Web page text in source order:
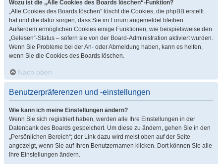
Wozu ist die „Alle Cookies des Boards löschen“-Funktion?
„Alle Cookies des Boards löschen“ löscht die Cookies, die phpBB erstellt
hat und die dafür sorgen, dass Sie im Forum angemeldet bleiben.
Außerdem ermöglichen Cookies einige Funktionen, wie beispielsweise den
„Gelesen“-Status – sofern sie von der Board-Administration aktiviert wurden.
Wenn Sie Probleme bei der An- oder Abmeldung haben, kann es helfen,
wenn Sie die Cookies des Boards löschen.
Nach oben
Benutzerpräferenzen und -einstellungen
Wie kann ich meine Einstellungen ändern?
Wenn Sie sich registriert haben, werden alle Ihre Einstellungen in der
Datenbank des Boards gespeichert. Um diese zu ändern, gehen Sie in den
„Persönlichen Bereich“; der Link dazu wird meist oben auf der Seite
angezeigt, wenn Sie auf Ihren Benutzernamen klicken. Dort können Sie alle
Ihre Einstellungen ändern.